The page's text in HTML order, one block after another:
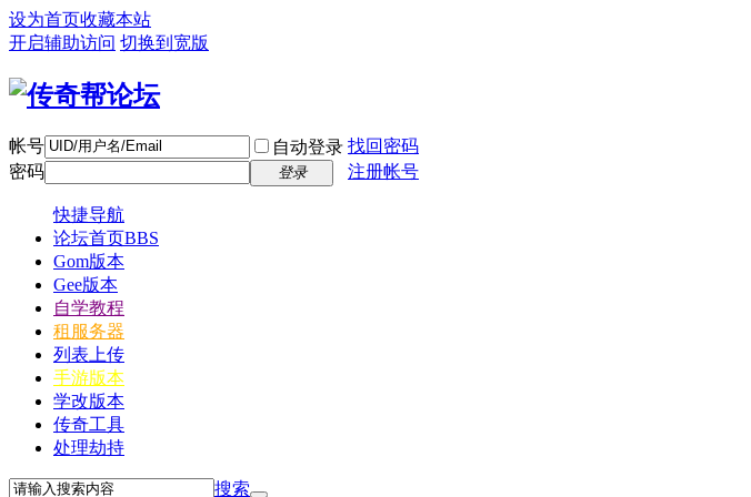
设为首页收藏本站
开启辅助访问 切换到宽版
帐号 自动登录 找回密码
密码
登录 注册帐号
快捷导航
论坛首页BBS
Gom版本
Gee版本
自学教程
租服务器
列表上传
手游版本
学改版本
传奇工具
处理劫持
搜索